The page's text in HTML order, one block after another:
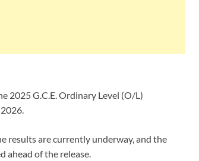
2025 G.C.E. Ordinary Level (O/L)
results are currently underway, and the
ahead of the release.